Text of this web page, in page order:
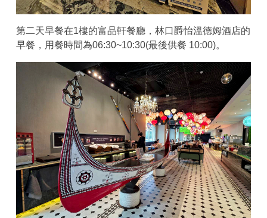
第二天早餐在1樓的富品軒餐廳，林口爵怡溫德姆酒店的
早餐，用餐時間為06:30~10:30(最後供餐 10:00)。